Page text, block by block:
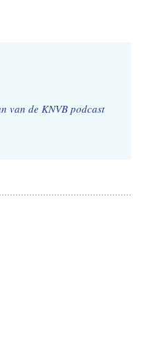
van de KNVB podcast